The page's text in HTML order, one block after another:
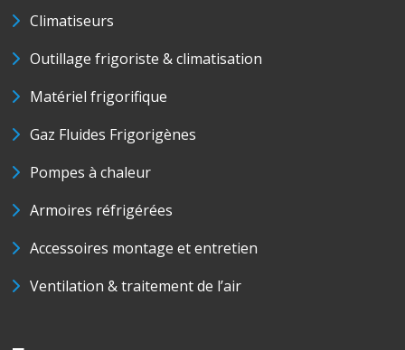
Climatiseurs
Outillage frigoriste & climatisation
Matériel frigorifique
Gaz Fluides Frigorigènes
Pompes à chaleur
Armoires réfrigérées
Accessoires montage et entretien
Ventilation & traitement de l’air